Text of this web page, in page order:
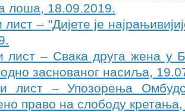
лоша, 18.09.2019.
– "Дијете је
лист – Свака друга жена у
заснованог насиља,
лист – Упозорења
право на слободу